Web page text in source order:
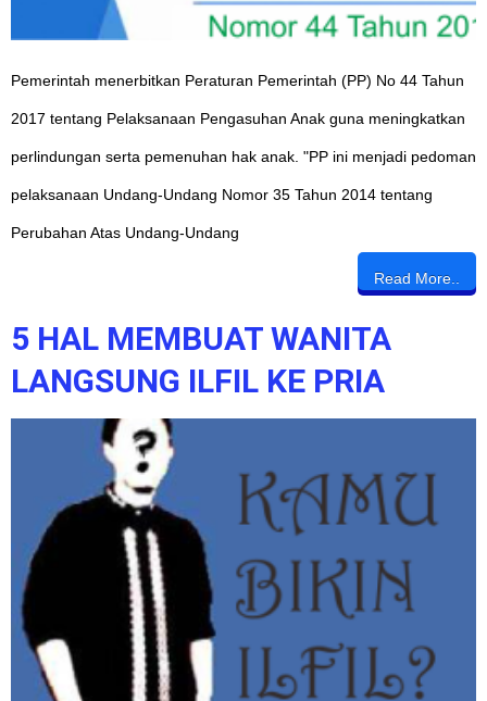
Pemerintah menerbitkan Peraturan Pemerintah (PP) No 44 Tahun
2017 tentang Pelaksanaan Pengasuhan Anak guna meningkatkan
perlindungan serta pemenuhan hak anak. "PP ini menjadi pedoman
pelaksanaan Undang-Undang Nomor 35 Tahun 2014 tentang
Perubahan Atas Undang-Undang
Read More..
5 HAL MEMBUAT WANITA
LANGSUNG ILFIL KE PRIA